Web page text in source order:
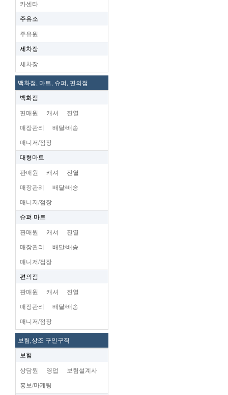
카센타
주유소
주유원
세차장
세차장
백화점, 마트, 슈퍼, 편의점
백화점
편매원 캐셔 진열
매장관리 배달/배송
매니저/점장
대형마트
판매원 캐셔 진열
매장관리 배달/배송
매니저/점장
슈펴.마트
판매원 캐셔 진열
매장관리 배달/배송
매니저/점장
편의점
판매원 캐셔 진열
매장관리 배달/배송
매니저/점장
보험,상조 구인구직
보험
상담원 영업 보험설계사
홍보/마케팅